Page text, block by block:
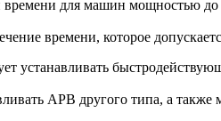
времени для машин мощностью
времени, которое
устанавливать
АРВ другого типа, а